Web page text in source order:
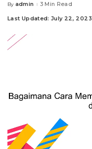
Posted
By admin 3 Min Read
Last Updated: July 22, 2023